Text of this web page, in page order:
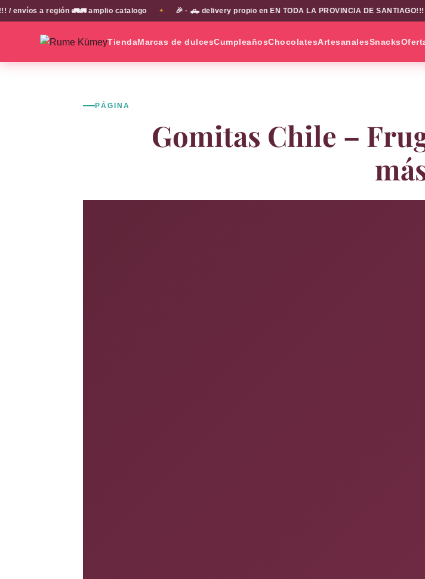
🚛🚛 amplio catalogo ✦ 🎉 · 🛻 delivery propio en EN TODA LA PROVINCIA DE SANTIAGO!!! / envíos a
TiendaMarcas de dulcesCumpleañosChocolatesArtesanalesSnacks
PÁGINA
Gomitas Chile –